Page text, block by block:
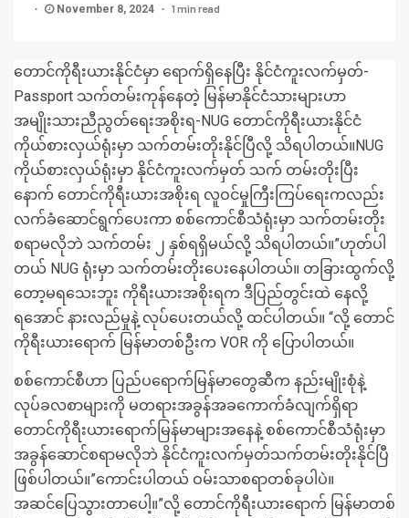
November 8, 2024 1 min read
တောင်ကိုရီးယားနိုင်ငံမှာ ရောက်ရှိနေပြီး နိုင်ငံကူးလက်မှတ်-
Passport သက်တမ်းကုန်နေတဲ့ မြန်မာနိုင်ငံသားများဟာ
အမျိုးသားညီညွတ်ရေးအစိုးရ-NUG တောင်ကိုရီးယားနိုင်ငံ
ကိုယ်စားလှယ်ရုံးမှာ သက်တမ်းတိုးနိုင်ပြီလို့ သိရပါတယ်။NUG
ကိုယ်စားလှယ်ရုံးမှာ နိုင်ငံကူးလက်မှတ် သက် တမ်းတိုးပြီး
နောက် တောင်ကိုရီးယားအစိုးရ လူဝင်မှုကြီးကြပ်ရေးကလည်း
လက်ခံဆောင်ရွက်ပေးကာ စစ်ကောင်စီသံရုံးမှာ သက်တမ်းတိုး
စရာမလိုဘဲ သက်တမ်း ၂ နှစ်ရရှိမယ်လို့ သိရပါတယ်။”ဟုတ်ပါ
တယ် NUG ရုံးမှာ သက်တမ်းတိုးပေးနေပါတယ်။ တခြားထွက်လို့
တော့မရသေးဘူး ကိုရီးယားအစိုးရက ဒီပြည်တွင်းထဲ နေလို့
ရအောင် နားလည်မှုနဲ့ လုပ်ပေးတယ်လို့ ထင်ပါတယ်။ “လို့ တောင်
ကိုရီးယားရောက် မြန်မာတစ်ဦးက VOR ကို ပြောပါတယ်။
စစ်ကောင်စီဟာ ပြည်ပရောက်မြန်မာတွေဆီက နည်းမျိုးစုံနဲ့
လုပ်ခလစာများကို မတရားအခွန်အခကောက်ခံလျက်ရှိရာ
တောင်ကိုရီးယားရောက်မြန်မာများအနေနဲ့ စစ်ကောင်စီသံရုံးမှာ
အခွန်ဆောင်စရာမလိုဘဲ နိုင်ငံကူးလက်မှတ်သက်တမ်းတိုးနိုင်ပြီ
ဖြစ်ပါတယ်။”ကောင်းပါတယ် ဝမ်းသာစရာတစ်ခုပါပဲ။
အဆင်ပြေသွားတာပေါ့။”လို့ တောင်ကိုရီးယားရောက် မြန်မာတစ်